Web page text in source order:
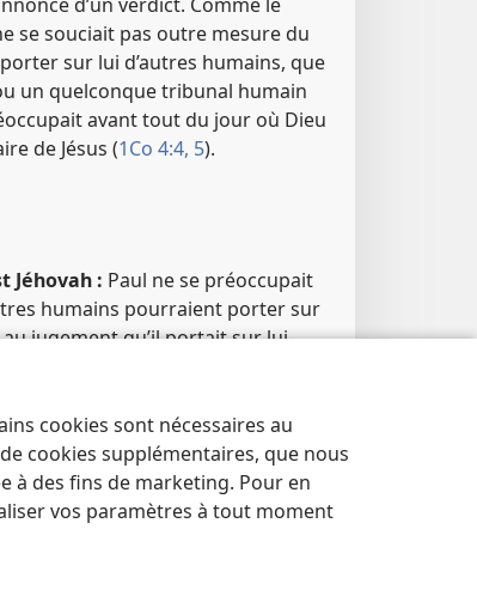
cookies sont nécessaires au
cookies supplémentaires, que nous
à des fins de marketing. Pour en
vos paramètres à tout moment
se souciait pas outre mesure du
sur lui d’autres humains, que
un quelconque tribunal humain
avant tout du jour où Dieu
de Jésus (1Co 4:4, 5).
Jéhovah : Paul ne se préoccupait
humains pourraient porter sur
jugement qu’il portait sur lui-
bien que seul Jéhovah est en droit
(Ps 26:2 ;Pr 21:2 ;Jr 20:12; pour
ce verset, voirapp. C3,